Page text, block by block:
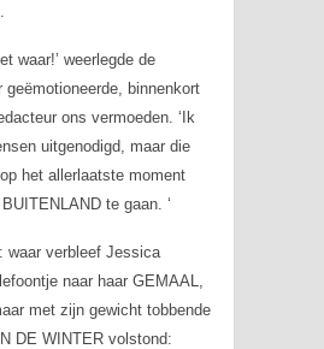
waar!’ weerlegde de
binnenkort
ons vermoeden. ‘Ik
uitgenodigd, maar die
het allerlaatste moment
te gaan. ‘
waar verbleef Jessica
naar haar GEMAAL,
met zijn gewicht tobbende
DE WINTER volstond: